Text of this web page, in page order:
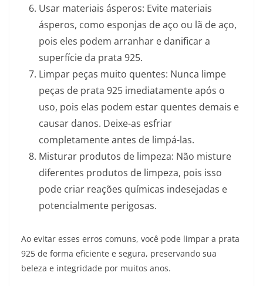
Usar materiais ásperos: Evite materiais
ásperos, como esponjas de aço ou lã de aço,
pois eles podem arranhar e danificar a
superfície da prata 925.
Limpar peças muito quentes: Nunca limpe
peças de prata 925 imediatamente após o
uso, pois elas podem estar quentes demais e
causar danos. Deixe-as esfriar
completamente antes de limpá-las.
Misturar produtos de limpeza: Não misture
diferentes produtos de limpeza, pois isso
pode criar reações químicas indesejadas e
potencialmente perigosas.
Ao evitar esses erros comuns, você pode limpar a prata
925 de forma eficiente e segura, preservando sua
beleza e integridade por muitos anos.